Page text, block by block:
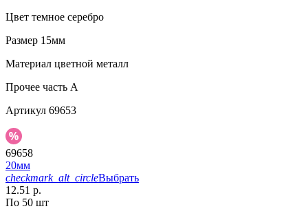
Цвет темное серебро
Размер 15мм
Материал цветной металл
Прочее часть A
Артикул 69653
69658
20мм
checkmark_alt_circleВыбрать
12.51 р.
По 50 шт